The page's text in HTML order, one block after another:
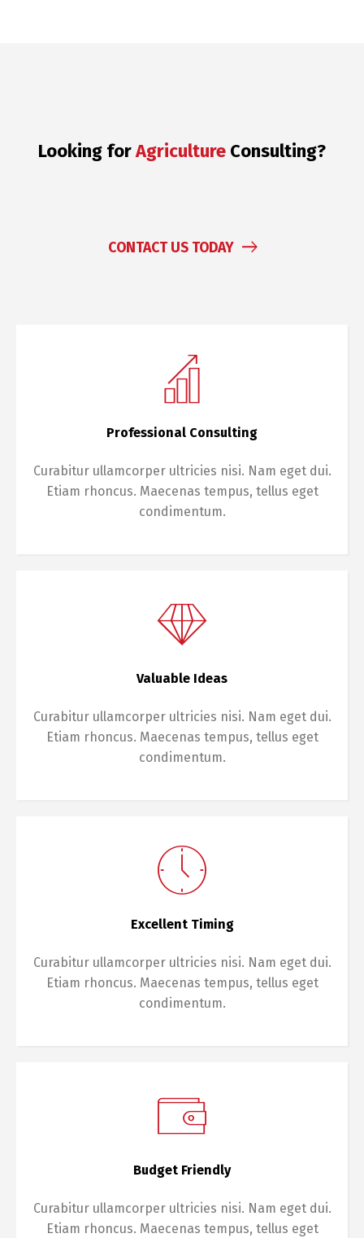
Looking forChemicalsConsulting?
CONTACT US TODAY
Professional Consulting
Curabitur ullamcorper ultricies nisi. Nam eget dui.
Etiam rhoncus. Maecenas tempus, tellus eget
condimentum.
Valuable Ideas
Curabitur ullamcorper ultricies nisi. Nam eget dui.
Etiam rhoncus. Maecenas tempus, tellus eget
condimentum.
Excellent Timing
Curabitur ullamcorper ultricies nisi. Nam eget dui.
Etiam rhoncus. Maecenas tempus, tellus eget
condimentum.
Budget Friendly
Curabitur ullamcorper ultricies nisi. Nam eget dui.
Etiam rhoncus. Maecenas tempus, tellus eget